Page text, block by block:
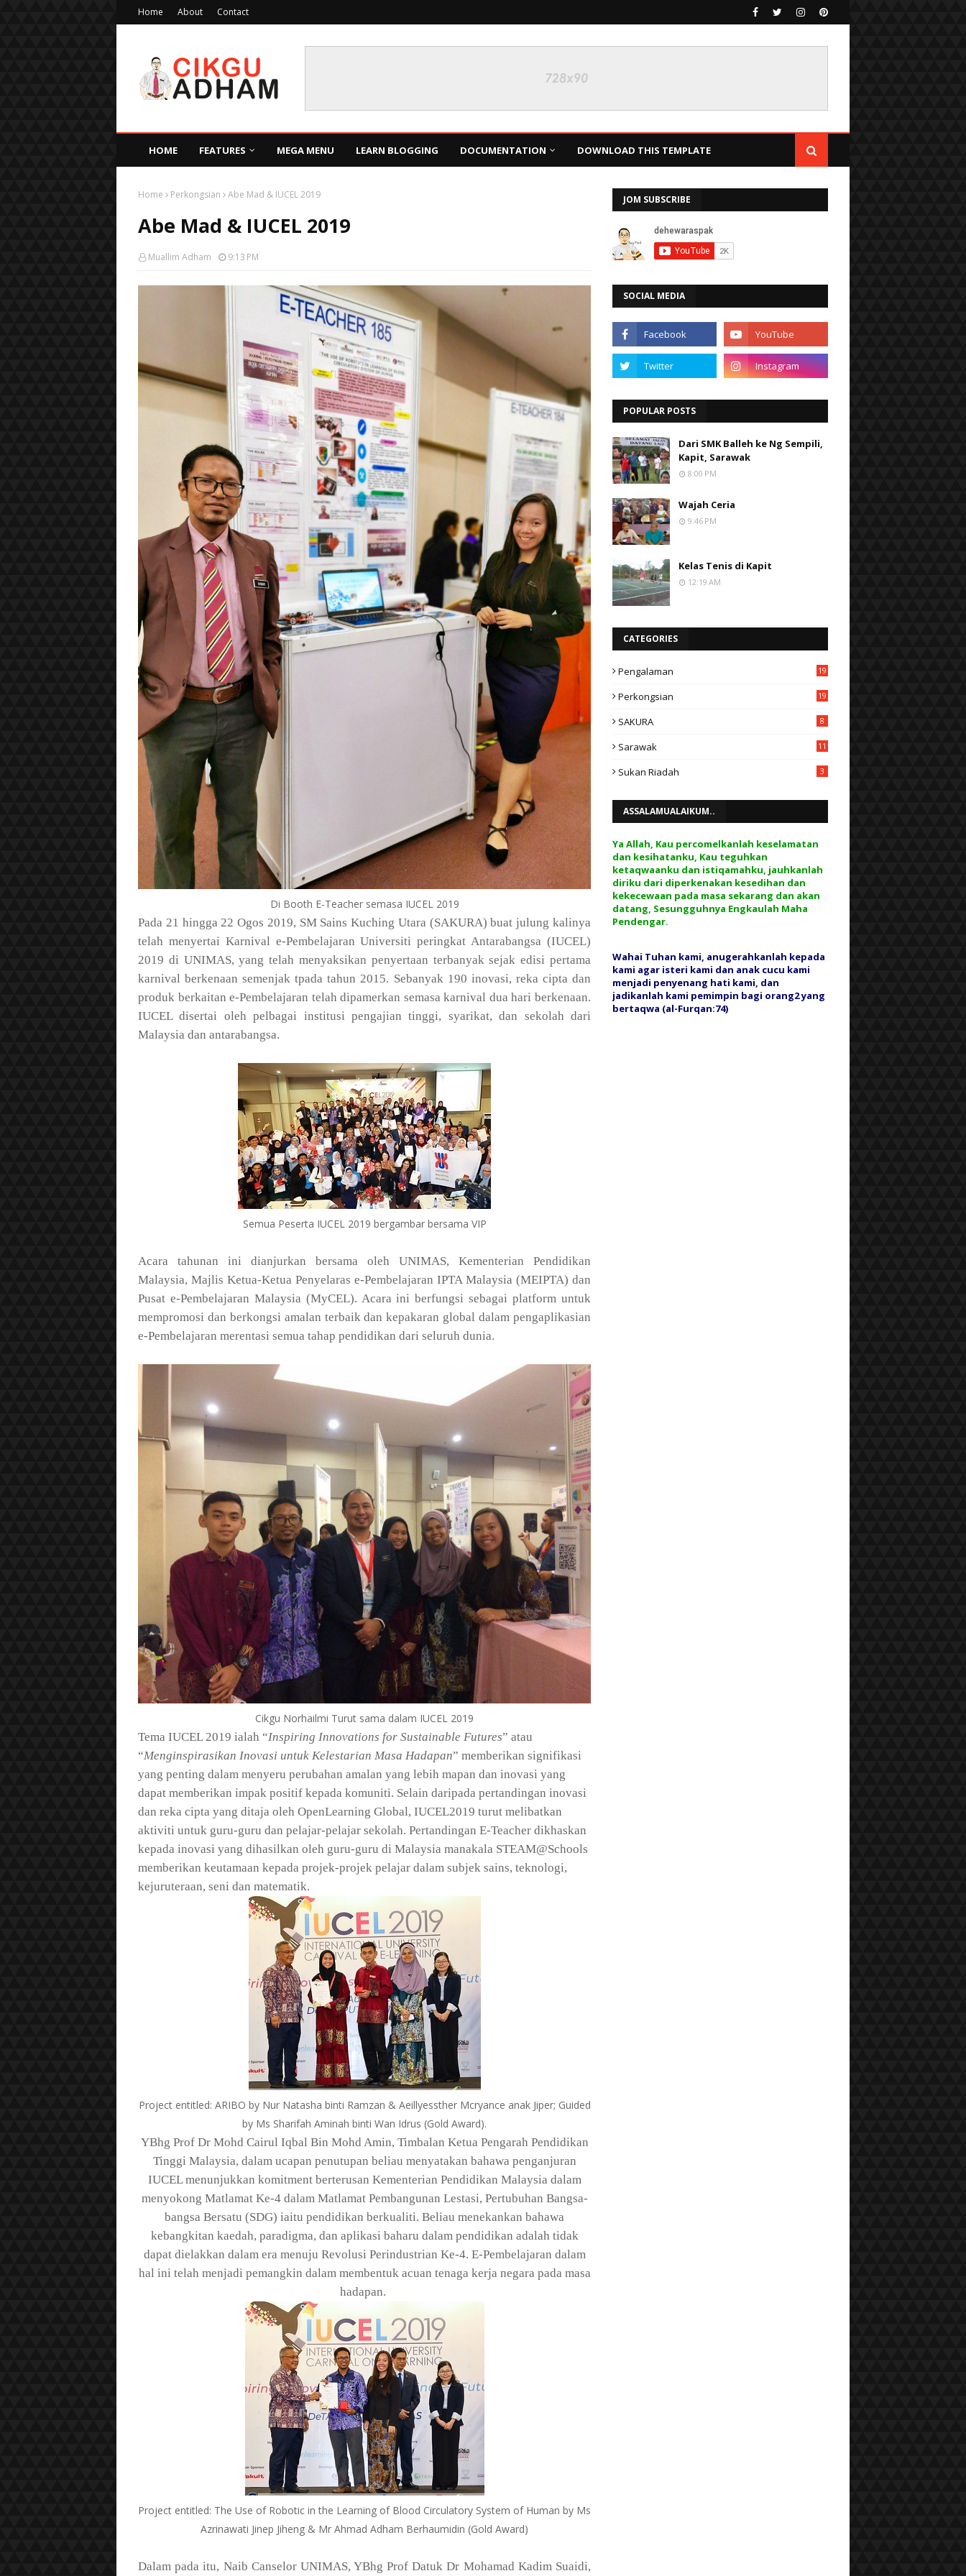
Home About Contact
HOME FEATURES MEGA MENU LEARN BLOGGING DOCUMENTATION DOWNLOAD THIS TEMPLATE
Home Perkongsian Abe Mad & IUCEL 2019
Abe Mad & IUCEL 2019
Muallim Adham 9:13 PM
Di Booth E-Teacher semasa IUCEL 2019
Pada 21 hingga 22 Ogos 2019, SM Sains Kuching Utara (SAKURA) buat julung kalinya
telah menyertai Karnival e-Pembelajaran Universiti peringkat Antarabangsa (IUCEL)
2019 di UNIMAS, yang telah menyaksikan penyertaan terbanyak sejak edisi pertama
karnival berkenaan semenjak tpada tahun 2015. Sebanyak 190 inovasi, reka cipta dan
produk berkaitan e-Pembelajaran telah dipamerkan semasa karnival dua hari berkenaan.
IUCEL disertai oleh pelbagai institusi pengajian tinggi, syarikat, dan sekolah dari
Malaysia dan antarabangsa.
Semua Peserta IUCEL 2019 bergambar bersama VIP
Acara tahunan ini dianjurkan bersama oleh UNIMAS, Kementerian Pendidikan
Malaysia, Majlis Ketua-Ketua Penyelaras e-Pembelajaran IPTA Malaysia (MEIPTA) dan
Pusat e-Pembelajaran Malaysia (MyCEL). Acara ini berfungsi sebagai platform untuk
mempromosi dan berkongsi amalan terbaik dan kepakaran global dalam pengaplikasian
e-Pembelajaran merentasi semua tahap pendidikan dari seluruh dunia.
Cikgu Norhailmi Turut sama dalam IUCEL 2019
Tema IUCEL 2019 ialah “Inspiring Innovations for Sustainable Futures” atau
“Menginspirasikan Inovasi untuk Kelestarian Masa Hadapan” memberikan signifikasi
yang penting dalam menyeru perubahan amalan yang lebih mapan dan inovasi yang
dapat memberikan impak positif kepada komuniti. Selain daripada pertandingan inovasi
dan reka cipta yang ditaja oleh OpenLearning Global, IUCEL2019 turut melibatkan
aktiviti untuk guru-guru dan pelajar-pelajar sekolah. Pertandingan E-Teacher dikhaskan
kepada inovasi yang dihasilkan oleh guru-guru di Malaysia manakala STEAM@Schools
memberikan keutamaan kepada projek-projek pelajar dalam subjek sains, teknologi,
kejuruteraan, seni dan matematik.
Project entitled: ARIBO by Nur Natasha binti Ramzan & Aeillyessther Mcryance anak Jiper; Guided
by Ms Sharifah Aminah binti Wan Idrus (Gold Award).
YBhg Prof Dr Mohd Cairul Iqbal Bin Mohd Amin, Timbalan Ketua Pengarah Pendidikan
Tinggi Malaysia, dalam ucapan penutupan beliau menyatakan bahawa penganjuran
IUCEL menunjukkan komitment berterusan Kementerian Pendidikan Malaysia dalam
menyokong Matlamat Ke-4 dalam Matlamat Pembangunan Lestasi, Pertubuhan Bangsa-
bangsa Bersatu (SDG) iaitu pendidikan berkualiti. Beliau menekankan bahawa
kebangkitan kaedah, paradigma, dan aplikasi baharu dalam pendidikan adalah tidak
dapat dielakkan dalam era menuju Revolusi Perindustrian Ke-4. E-Pembelajaran dalam
hal ini telah menjadi pemangkin dalam membentuk acuan tenaga kerja negara pada masa
hadapan.
Project entitled: The Use of Robotic in the Learning of Blood Circulatory System of Human by Ms
Azrinawati Jinep Jiheng & Mr Ahmad Adham Berhaumidin (Gold Award)
Dalam pada itu, Naib Canselor UNIMAS, YBhg Prof Datuk Dr Mohamad Kadim Suaidi,
JOM SUBSCRIBE
SOCIAL MEDIA
POPULAR POSTS
Dari SMK Balleh ke Ng Sempili,
Kapit, Sarawak
8:00 PM
Wajah Ceria
9:46 PM
Kelas Tenis di Kapit
12:19 AM
CATEGORIES
Pengalaman 19
Perkongsian 19
SAKURA 8
Sarawak 11
Sukan Riadah 3
ASSALAMUALAIKUM..
Ya Allah, Kau percomelkanlah keselamatan
dan kesihatanku, Kau teguhkan
ketaqwaanku dan istiqamahku, jauhkanlah
diriku dari diperkenakan kesedihan dan
kekecewaan pada masa sekarang dan akan
datang, Sesungguhnya Engkaulah Maha
Pendengar.
Wahai Tuhan kami, anugerahkanlah kepada
kami agar isteri kami dan anak cucu kami
menjadi penyenang hati kami, dan
jadikanlah kami pemimpin bagi orang2 yang
bertaqwa (al-Furqan:74)